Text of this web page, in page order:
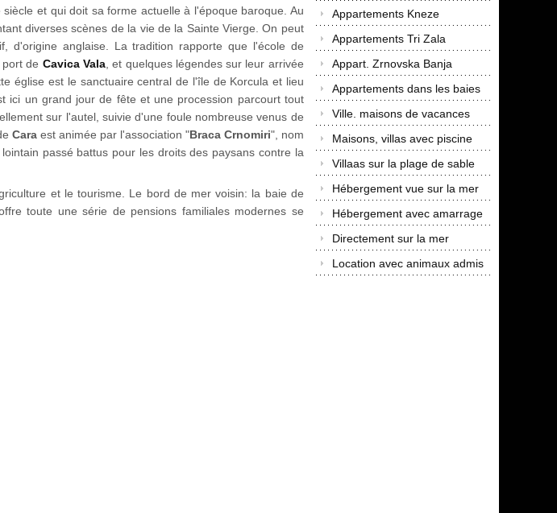
et qui doit sa forme actuelle à l'époque baroque. Au
diverses scènes de la vie de la Sainte Vierge. On peut
d'origine anglaise. La tradition rapporte que l'école de
de Cavica Vala, et quelques légendes sur leur arrivée
église est le sanctuaire central de l'île de Korcula et lieu
ici un grand jour de fête et une procession parcourt tout
sur l'autel, suivie d'une foule nombreuse venus de
Caraest animée par l'association "Braca Crnomiri", nom
passé battus pour les droits des paysans contre la
et le tourisme. Le bord de mer voisin: la baie de
toute une série de pensions familiales modernes se
Appartements Kneze
Appartements Tri Zala
Appart. Zrnovska Banja
Appartements dans les baies
Ville. maisons de vacances
Maisons, villas avec piscine
Villaas sur la plage de sable
Hébergement vue sur la mer
Hébergement avec amarrage
Directement sur la mer
Location avec animaux admis